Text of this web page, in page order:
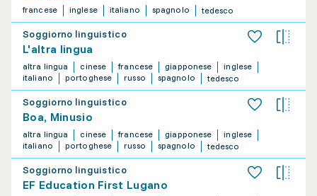
francese inglese italiano spagnolo tedesco
Soggiorno linguistico
L'altra lingua
altra lingua cinese francese giapponese
inglese
italiano
portoghese russo spagnolo tedesco
Soggiorno linguistico
Boa, Minusio
altra lingua cinese francese giapponese
inglese
italiano
portoghese russo spagnolo tedesco
Soggiorno linguistico
EF Education First Lugano